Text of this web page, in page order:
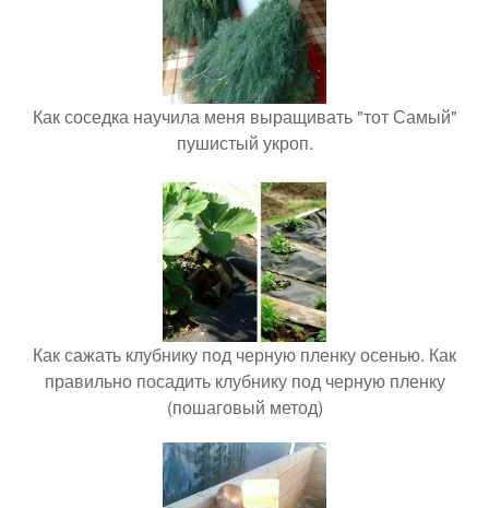
Как соседка научила меня выращивать "тот Самый"
пушистый укроп.
Как сажать клубнику под черную пленку осенью. Как
правильно посадить клубнику под черную пленку
(пошаговый метод)